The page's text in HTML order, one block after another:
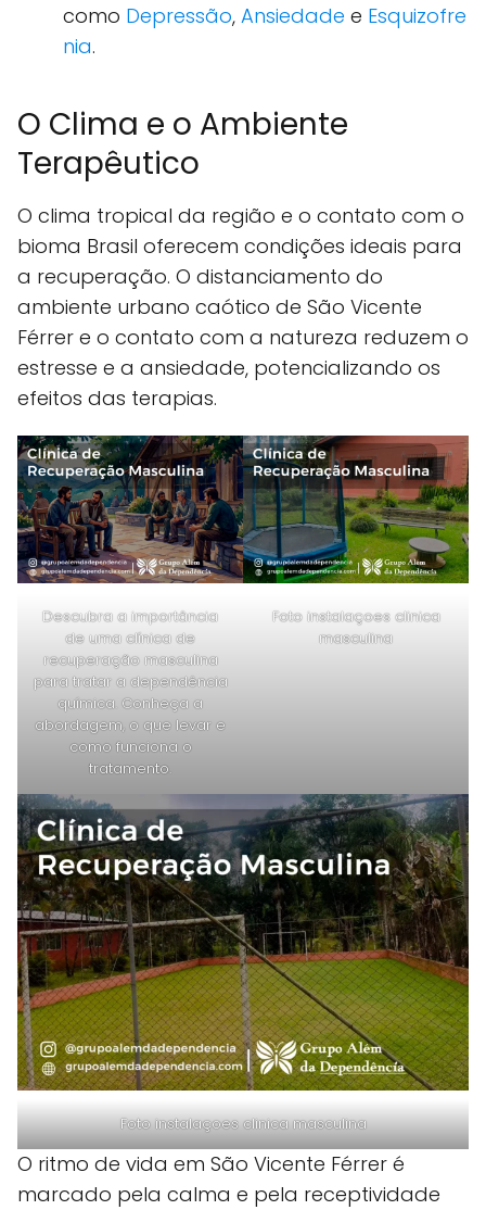
como Depressão, Ansiedade e Esquizofre
nia.
O Clima e o Ambiente
Terapêutico
O clima tropical da região e o contato com o
bioma Brasil oferecem condições ideais para
a recuperação. O distanciamento do
ambiente urbano caótico de São Vicente
Férrer e o contato com a natureza reduzem o
estresse e a ansiedade, potencializando os
efeitos das terapias.
Descubra a importância
de uma clínica de
recuperação masculina
para tratar a dependência
química. Conheça a
abordagem, o que levar e
como funciona o
tratamento.
Foto instalaçoes clinica
masculina
Foto instalaçoes clinica masculina
O ritmo de vida em São Vicente Férrer é
marcado pela calma e pela receptividade